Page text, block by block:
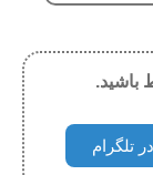
باشید.
تلگرام